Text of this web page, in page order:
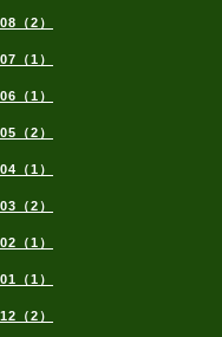
（2）
（1）
（1）
（2）
（1）
（2）
（1）
（1）
（2）